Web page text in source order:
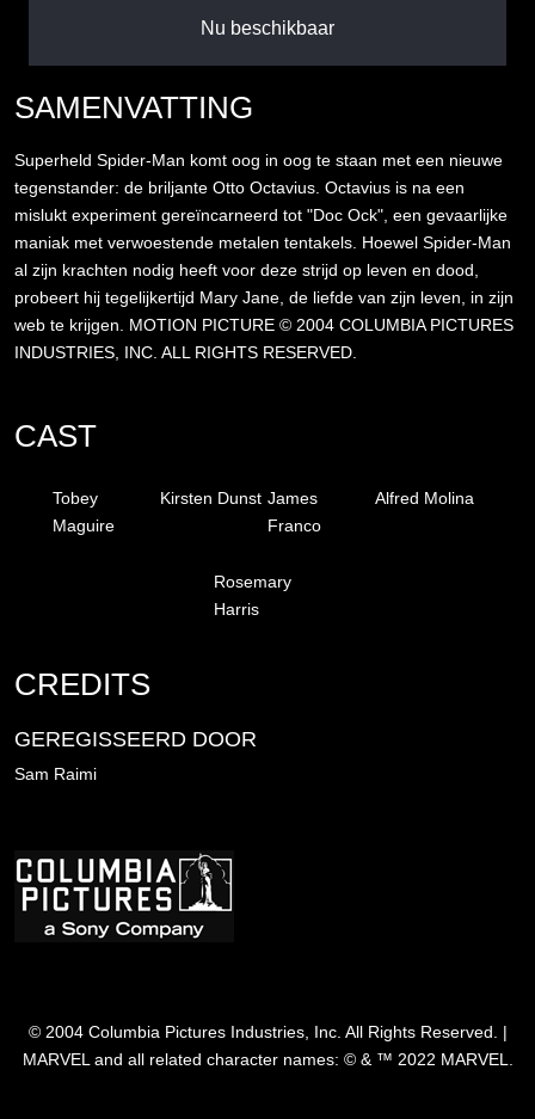
Nu beschikbaar
SAMENVATTING
Superheld Spider-Man komt oog in oog te staan met een nieuwe
tegenstander: de briljante Otto Octavius. Octavius is na een
mislukt experiment gereïncarneerd tot "Doc Ock", een gevaarlijke
maniak met verwoestende metalen tentakels. Hoewel Spider-Man
al zijn krachten nodig heeft voor deze strijd op leven en dood,
probeert hij tegelijkertijd Mary Jane, de liefde van zijn leven, in zijn
web te krijgen. MOTION PICTURE © 2004 COLUMBIA PICTURES
INDUSTRIES, INC. ALL RIGHTS RESERVED.
CAST
Tobey
Maguire
Kirsten Dunst James
Franco
Alfred Molina
Rosemary
Harris
CREDITS
GEREGISSEERD DOOR
Sam Raimi
© 2004 Columbia Pictures Industries, Inc. All Rights Reserved. |
MARVEL and all related character names: © & ™ 2022 MARVEL.